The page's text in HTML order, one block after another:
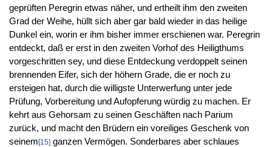
geprüften Peregrin etwas näher, und ertheilt ihm den zweiten
Grad der Weihe, hüllt sich aber gar bald wieder in das heilige
Dunkel ein, worin er ihm bisher immer erschienen war. Peregrin
entdeckt, daß er erst in den zweiten Vorhof des Heiligthums
vorgeschritten sey, und diese Entdeckung verdoppelt seinen
brennenden Eifer, sich der höhern Grade, die er noch zu
ersteigen hat, durch die willigste Unterwerfung unter jede
Prüfung, Vorbereitung und Aufopferung würdig zu machen. Er
kehrt aus Gehorsam zu seinen Geschäften nach Parium
zurück, und macht den Brüdern ein voreiliges Geschenk von
seinem[15]ganzen Vermögen. Sonderbares aber schlaues